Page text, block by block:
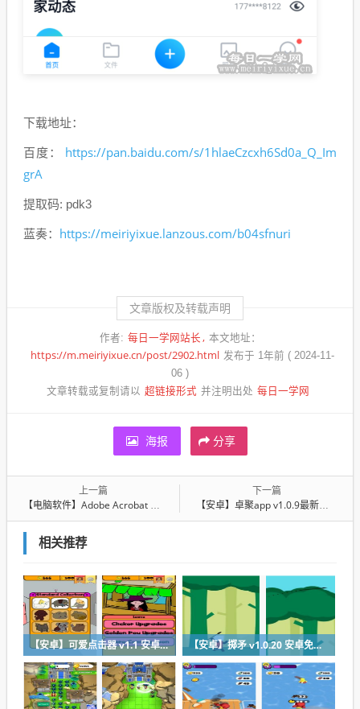
下载地址：
百度： https://pan.baidu.com/s/1hlaeCzcxh6Sd0a_Q_Im
grA
提取码: pdk3
蓝奏： https://meiriyixue.lanzous.com/b04sfnuri
文章版权及转载声明
作者: 每日一学网站长 本文地址：
https://m.meiriyixue.cn/post/2902.html 发布于 1年前 ( 2024-11-
06 )
文章转载或复制请以 超链接形式 并注明出处 每日一学网
海报 分享
上一篇
【电脑软件】Adobe Acrobat Pro DC v2020.009.20063 中文特别版
下一篇
【安卓】卓聚app v1.0.9最新版去除全部广告，蓝奏网盘搜索神器，全网音乐、资料、app下载
相关推荐
【安卓】可爱点击器 v1.1 安卓最新版下载 【安卓】掷矛 v1.0.20 安卓免费在线玩